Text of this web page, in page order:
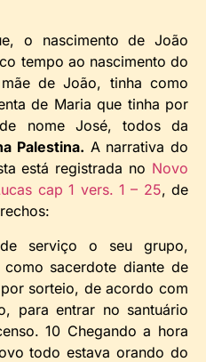
o nascimento de João
tempo ao nascimento do
de João, tinha como
de Maria que tinha por
nome José, todos da
Palestina. A narrativa do
está registrada no Novo
cap 1 vers. 1 – 25, de
serviço o seu grupo,
sacerdote diante de
sorteio, de acordo com
para entrar no santuário
10 Chegando a hora
todo estava orando do